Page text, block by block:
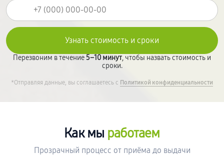
Перезвоним в течение5–10 минут, чтобы назвать стоимость и
сроки.
*Отправляя данные, вы соглашаетесь с Политикой конфиденциальности
Как мы работаем
Прозрачный процесс от приёма до выдачи